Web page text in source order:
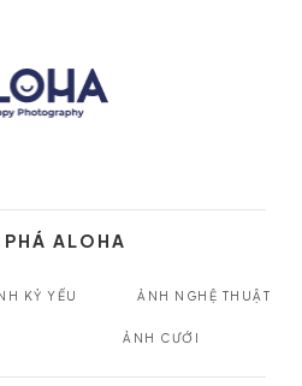
PHÁ ALOHA
KỶ YẾU ẢNH NGHỆ THUẬT
ẢNH CƯỚI